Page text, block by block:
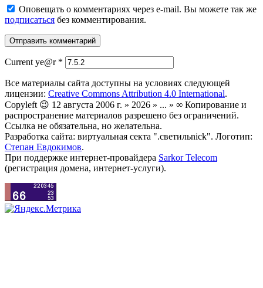
Оповещать о комментариях через e-mail. Вы можете так же
подписаться без комментирования.
Current ye@r *
Все материалы сайта доступны на условиях следующей
лицензии: Creative Commons Attribution 4.0 International.
Copyleft 😉 12 августа 2006 г. » 2026 » ... » ∞ Копирование и
распространение материалов разрешено без ограничений.
Ссылка не обязательна, но желательна.
Разработка сайта: виртуальная секта ".светильnick". Логотип:
Степан Евдокимов.
При поддержке интернет-провайдера Sarkor Telecom
(регистрация домена, интернет-услуги).